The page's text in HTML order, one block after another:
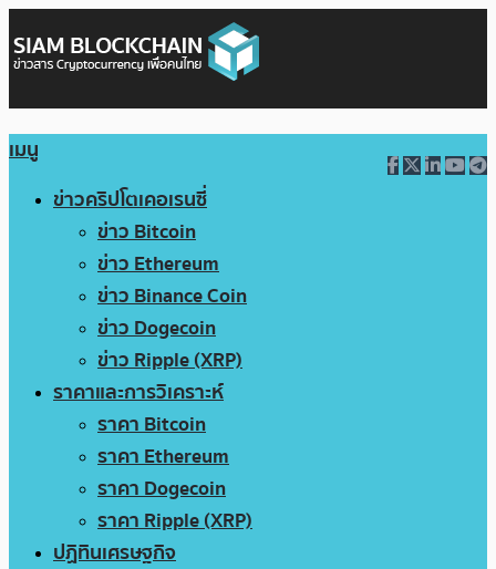
เมนู
ข่าวคริปโตเคอเรนซี่
ข่าว Bitcoin
ข่าว Ethereum
ข่าว Binance Coin
ข่าว Dogecoin
ข่าว Ripple (XRP)
ราคาและการวิเคราะห์
ราคา Bitcoin
ราคา Ethereum
ราคา Dogecoin
ราคา Ripple (XRP)
ปฏิทินเศรษฐกิจ